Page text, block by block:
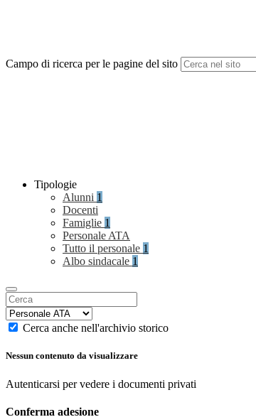
Campo di ricerca per le pagine del sito
Tipologie
Alunni 1
Docenti
Famiglie 1
Personale ATA
Tutto il personale 1
Albo sindacale 1
Cerca anche nell'archivio storico
Nessun contenuto da visualizzare
Autenticarsi per vedere i documenti privati
Conferma adesione